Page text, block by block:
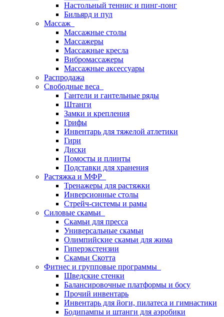
Настольный теннис и пинг-понг
Бильярд и пул
Массаж
Массажные столы
Массажеры
Массажные кресла
Вибромассажеры
Массажные аксессуары
Распродажа
Свободные веса
Гантели и гантельные ряды
Штанги
Замки и крепления
Грифы
Инвентарь для тяжелой атлетики
Гири
Диски
Помосты и плинты
Подставки для хранения
Растяжка и МФР
Тренажеры для растяжки
Инверсионные столы
Стрейч-системы и рамы
Силовые скамьи
Скамьи для пресса
Универсальные скамьи
Олимпийские скамьи для жима
Гиперэкстензии
Скамьи Скотта
Фитнес и групповые программы
Шведские стенки
Балансировочные платформы и босу
Прочий инвентарь
Инвентарь для йоги, пилатеса и гимнастики
Бодипампы и штанги для аэробики